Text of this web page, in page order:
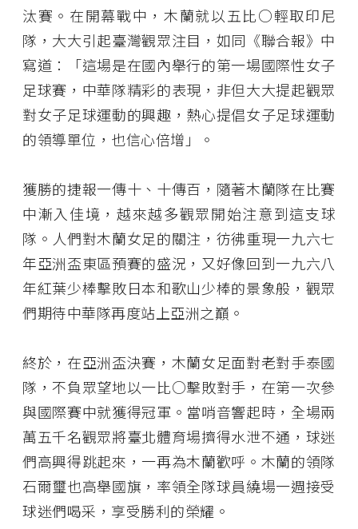
汰賽。在開幕戰中，木蘭就以五比○輕取印尼
隊，大大引起臺灣觀眾注目，如同《聯合報》中
寫道：「這場是在國內舉行的第一場國際性女子
足球賽，中華隊精彩的表現，非但大大提起觀眾
對女子足球運動的興趣，熱心提倡女子足球運動
的領導單位，也信心倍增」。
獲勝的捷報一傳十、十傳百，隨著木蘭隊在比賽
中漸入佳境，越來越多觀眾開始注意到這支球
隊。人們對木蘭女足的關注，彷彿重現一九六七
年亞洲盃東區預賽的盛況，又好像回到一九六八
年紅葉少棒擊敗日本和歌山少棒的景象般，觀眾
們期待中華隊再度站上亞洲之巔。
終於，在亞洲盃決賽，木蘭女足面對老對手泰國
隊，不負眾望地以一比○擊敗對手，在第一次參
與國際賽中就獲得冠軍。當哨音響起時，全場兩
萬五千名觀眾將臺北體育場擠得水泄不通，球迷
們高興得跳起來，一再為木蘭歡呼。木蘭的領隊
石爾璽也高舉國旗，率領全隊球員繞場一週接受
球迷們喝采，享受勝利的榮耀。